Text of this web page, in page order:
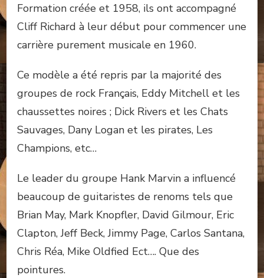
Formation créée et 1958, ils ont accompagné
Cliff Richard à leur début pour commencer une
carrière purement musicale en 1960.
Ce modèle a été repris par la majorité des
groupes de rock Français, Eddy Mitchell et les
chaussettes noires ; Dick Rivers et les Chats
Sauvages, Dany Logan et les pirates, Les
Champions, etc…
Le leader du groupe Hank Marvin a influencé
beaucoup de guitaristes de renoms tels que
Brian May, Mark Knopfler, David Gilmour, Eric
Clapton, Jeff Beck, Jimmy Page, Carlos Santana,
Chris Réa, Mike Oldfied Ect…. Que des
pointures.